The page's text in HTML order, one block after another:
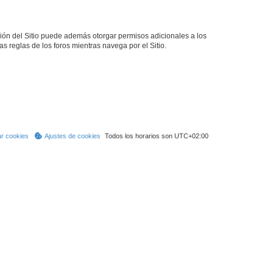
del Sitio puede además otorgar permisos adicionales a los
reglas de los foros mientras navega por el Sitio.
Todos los horarios son UTC+02:00
Ajustes de cookies
cookies